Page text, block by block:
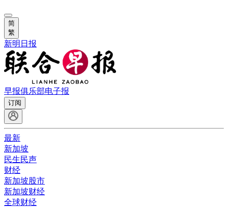
简
繁
新明日报
早报俱乐部电子报
订阅
最新
新加坡
民生民声
财经
新加坡股市
新加坡财经
全球财经